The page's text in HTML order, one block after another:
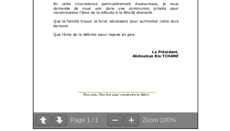
Page 1 / 1 Zoom 100%